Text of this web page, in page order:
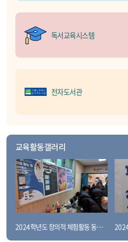
독서교육시스템
전자도서관
교육활동갤러리
2024학년도 창의적 체험활동 동아리 발표회